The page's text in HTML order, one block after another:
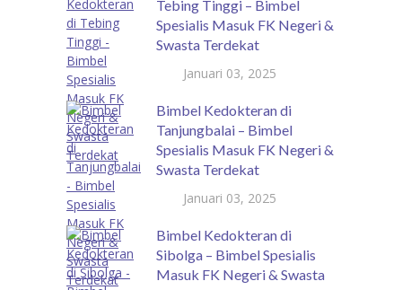
Tebing Tinggi – Bimbel
Spesialis Masuk FK Negeri &
Swasta Terdekat
Januari 03, 2025
Bimbel Kedokteran di
Tanjungbalai – Bimbel
Spesialis Masuk FK Negeri &
Swasta Terdekat
Januari 03, 2025
Bimbel Kedokteran di
Sibolga – Bimbel Spesialis
Masuk FK Negeri & Swasta